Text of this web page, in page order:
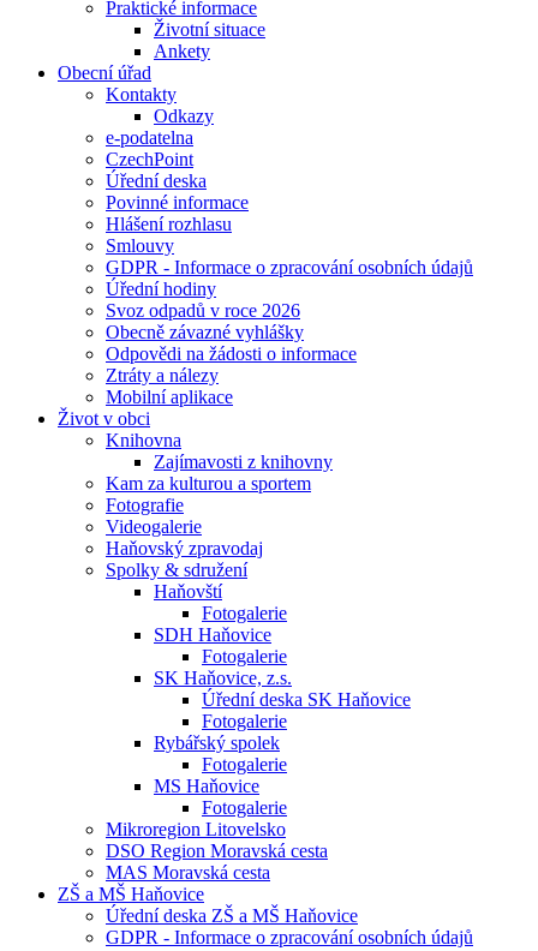
Praktické informace
Životní situace
Ankety
Obecní úřad
Kontakty
Odkazy
e-podatelna
CzechPoint
Úřední deska
Povinné informace
Hlášení rozhlasu
Smlouvy
GDPR - Informace o zpracování osobních údajů
Úřední hodiny
Svoz odpadů v roce 2026
Obecně závazné vyhlášky
Odpovědi na žádosti o informace
Ztráty a nálezy
Mobilní aplikace
Život v obci
Knihovna
Zajímavosti z knihovny
Kam za kulturou a sportem
Fotografie
Videogalerie
Haňovský zpravodaj
Spolky & sdružení
Haňovští
Fotogalerie
SDH Haňovice
Fotogalerie
SK Haňovice, z.s.
Úřední deska SK Haňovice
Fotogalerie
Rybářský spolek
Fotogalerie
MS Haňovice
Fotogalerie
Mikroregion Litovelsko
DSO Region Moravská cesta
MAS Moravská cesta
ZŠ a MŠ Haňovice
Úřední deska ZŠ a MŠ Haňovice
GDPR - Informace o zpracování osobních údajů